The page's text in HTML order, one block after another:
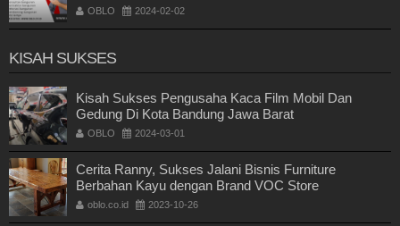
OBLO 2024-02-02
KISAH SUKSES
Kisah Sukses Pengusaha Kaca Film Mobil Dan
Gedung Di Kota Bandung Jawa Barat
OBLO 2024-03-01
Cerita Ranny, Sukses Jalani Bisnis Furniture
Berbahan Kayu dengan Brand VOC Store
oblo.co.id 2023-10-26